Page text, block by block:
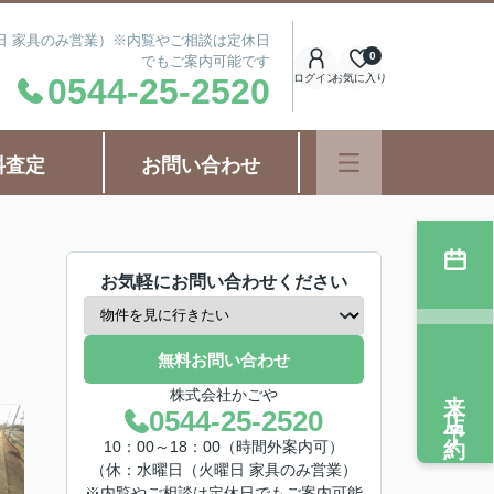
家具のみ営業）※内覧やご相談は定休日
でもご案内可能です
0544-25-2520 ログインお気に入り
0
査定 お問い合わせ
お気軽にお問い合わせください
無料お問い合わせ
株式会社かごや
0544-25-2520
10：00～18：00（時間外案内可）
（休：水曜日（火曜日 家具のみ営業）
来店予約